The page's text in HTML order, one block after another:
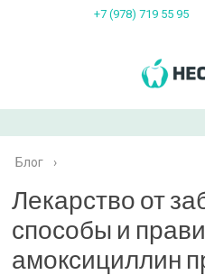
+7 (978) 719 55 95
Блог ›
Лекарство от
способы и
амоксициллин